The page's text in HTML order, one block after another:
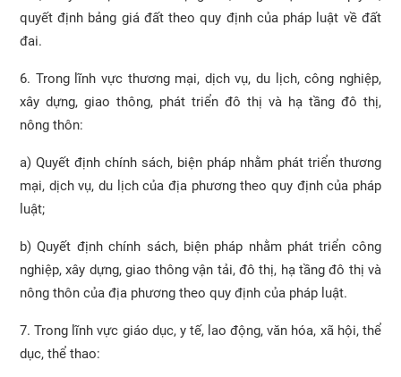
quyết định bảng giá đất theo quy định của pháp luật về đất
đai.
6. Trong lĩnh vực thương mại, dịch vụ, du lịch, công nghiệp,
xây dựng, giao thông, phát triển đô thị và hạ tầng đô thị,
nông thôn:
a) Quyết định chính sách, biện pháp nhằm phát triển thương
mại, dịch vụ, du lịch của địa phương theo quy định của pháp
luật;
b) Quyết định chính sách, biện pháp nhằm phát triển công
nghiệp, xây dựng, giao thông vận tải, đô thị, hạ tầng đô thị và
nông thôn của địa phương theo quy định của pháp luật.
7. Trong lĩnh vực giáo dục, y tế, lao động, văn hóa, xã hội, thể
dục, thể thao: